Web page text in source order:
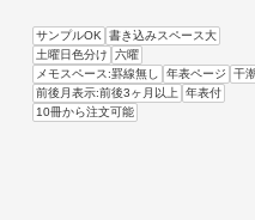
サンプルOK 書き込みスペース大
土曜日色分け
六曜
メモスペース:罫線無し
年表ページ
干
前後月表示:前後3ヶ月以上 年表付
10冊から注文可能